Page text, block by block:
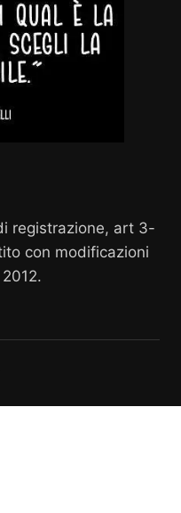
registrazione, art 3-
con modificazioni